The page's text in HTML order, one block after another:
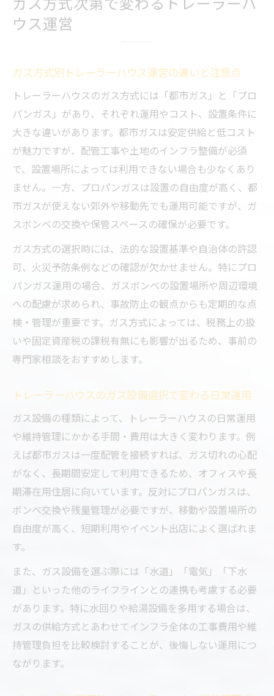
ウス運営
ガス方式別トレーラーハウス運営の違いと注意点
トレーラーハウスのガス方式には「都市ガス」と「プロ
パンガス」があり、それぞれ運用やコスト、設置条件に
大きな違いがあります。都市ガスは安定供給と低コスト
が魅力ですが、配管工事や土地のインフラ整備が必須
で、設置場所によっては利用できない場合も少なくあり
ません。一方、プロパンガスは設置の自由度が高く、都
市ガスが使えない郊外や移動先でも運用可能ですが、ガ
スボンベの交換や保管スペースの確保が必要です。
ガス方式の選択時には、法的な設置基準や自治体の許認
可、火災予防条例などの確認が欠かせません。特にプロ
パンガス運用の場合、ガスボンベの設置場所や周辺環境
への配慮が求められ、事故防止の観点からも定期的な点
検・管理が重要です。ガス方式によっては、税務上の扱
いや固定資産税の課税有無にも影響が出るため、事前の
専門家相談をおすすめします。
トレーラーハウスのガス設備選択で変わる日常運用
ガス設備の種類によって、トレーラーハウスの日常運用
や維持管理にかかる手間・費用は大きく変わります。例
えば都市ガスは一度配管を接続すれば、ガス切れの心配
がなく、長期間安定して利用できるため、オフィスや長
期滞在用住居に向いています。反対にプロパンガスは、
ボンベ交換や残量管理が必要ですが、移動や設置場所の
自由度が高く、短期利用やイベント出店によく選ばれま
す。
また、ガス設備を選ぶ際には「水道」「電気」「下水
道」といった他のライフラインとの連携も考慮する必要
があります。特に水回りや給湯設備を多用する場合は、
ガスの供給方式とあわせてインフラ全体の工事費用や維
持管理負担を比較検討することが、後悔しない運用につ
ながります。